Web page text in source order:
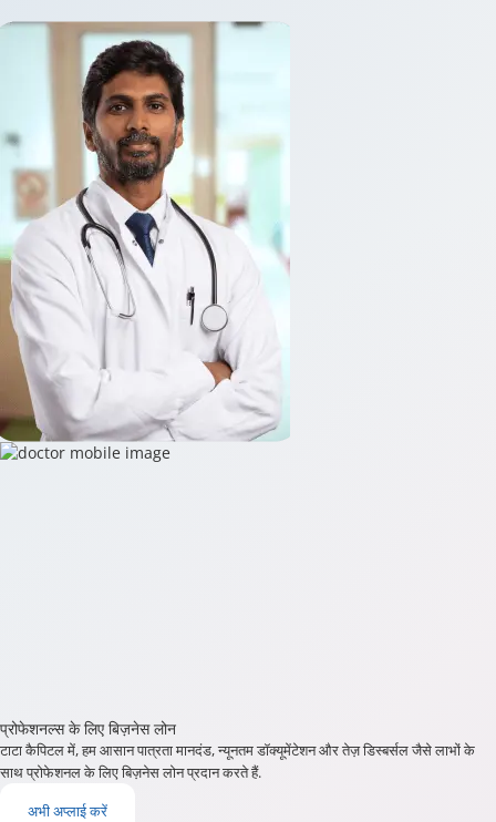
प्रोफेशनल्स के लिए बिज़नेस लोन
टाटा कैपिटल में, हम आसान पात्रता मानदंड, न्यूनतम डॉक्यूमेंटेशन और तेज़ डिस्बर्सल जैसे लाभों के
साथ प्रोफेशनल के लिए बिज़नेस लोन प्रदान करते हैं.
अभी अप्लाई करें